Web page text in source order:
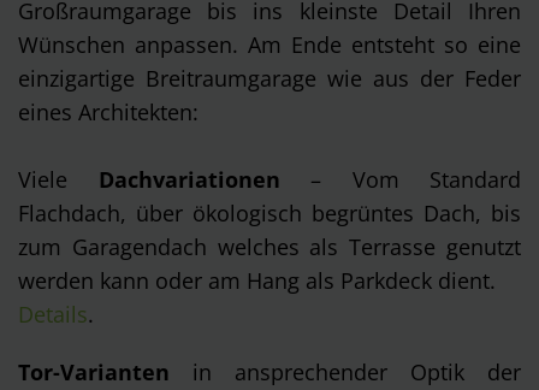
lokale Behörden, möglicherweise auch ohne
Rechtsbehelfsmöglichkeiten, verarbeitet werden. Wenn
Sie auf „Ablehnen“ klicken, findet die vorgehend
beschriebene Übermittlung nicht statt. Weitere
Sie in unserenDatenschutzhinweisen
Großraumgarage bis ins kleinste Detail Ihren
Wünschen anpassen. Am Ende entsteht so eine
einzigartige Breitraumgarage wie aus der Feder
eines Architekten:
Viele Dachvariationen – Vom Standard
Flachdach, über ökologisch begrüntes Dach, bis
zum Garagendach welches als Terrasse genutzt
werden kann oder am Hang als Parkdeck dient.
Details.
Tor-Varianten in ansprechender Optik der